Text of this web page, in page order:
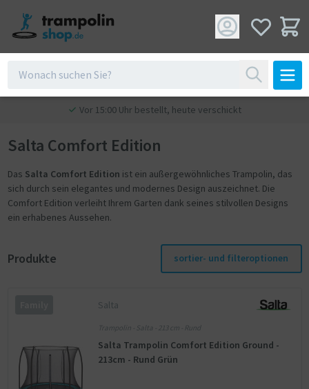
Vor 15:00 Uhr bestellt, heute verschickt
Salta Comfort Edition
Das Salta Comfort Edition ist ein außergewöhnliches Trampolin, das
sich durch sein elegantes und modernes Design auszeichnet. Die
Comfort Edition verleiht Ihrem Garten dank seines stilvollen Designs
ein erhabenes Aussehen.
Produkte sortier- und filteroptionen
Salta
Trampolin - Salta - 213 cm - Rund
Salta Trampolin Comfort Edition Ground -
213cm - Rund Grün